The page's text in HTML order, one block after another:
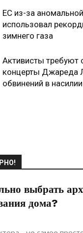
ЕС из-за
использовал
зимнего газа
Активисты требуют
концерты Джареда
обвинений в насилии
выбрать
дома?